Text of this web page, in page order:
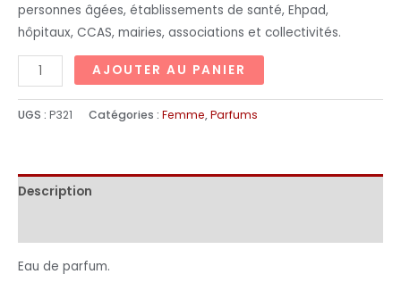
personnes âgées, établissements de santé, Ehpad,
hôpitaux, CCAS, mairies, associations et collectivités.
AJOUTER AU PANIER
UGS : P321 Catégories : Femme,Parfums
Description
Eau de parfum.